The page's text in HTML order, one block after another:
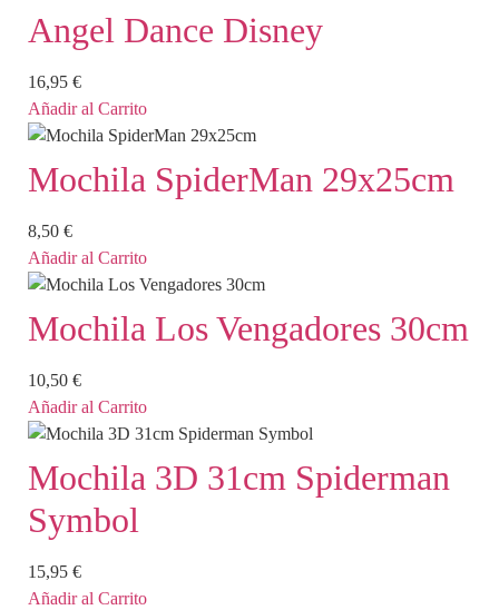
Angel Dance Disney
16,95 €
Añadir al Carrito
Mochila SpiderMan 29x25cm
8,50 €
Añadir al Carrito
Mochila Los Vengadores 30cm
10,50 €
Añadir al Carrito
Mochila 3D 31cm Spiderman
Symbol
15,95 €
Añadir al Carrito